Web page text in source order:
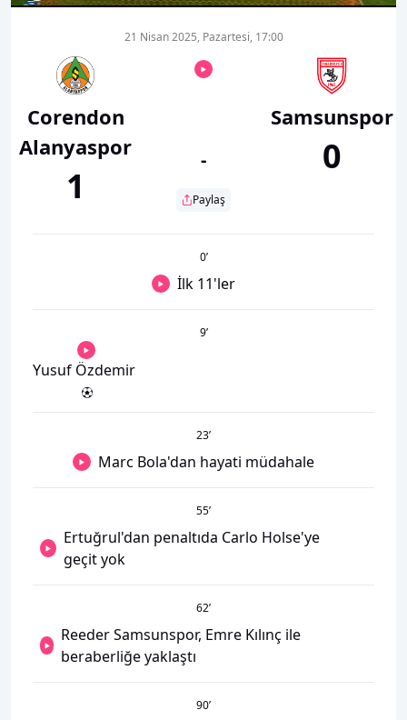
Corendon
Alanyaspor
1
21 Nisan 2025, Pazartesi, 17:00
-
Paylaş
Samsunspor
0
0’
İlk 11'ler
9’
Yusuf Özdemir
23’
Marc Bola'dan hayati müdahale
55’
Ertuğrul'dan penaltıda Carlo Holse'ye
geçit yok
62’
Reeder Samsunspor, Emre Kılınç ile
beraberliğe yaklaştı
90’